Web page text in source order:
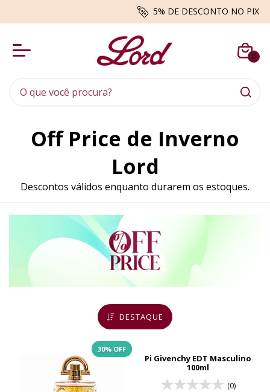
BRINDES - Envio aleatório enquanto
0
Off Price de Inverno
Lord
Descontos válidos enquanto durarem os estoques.
DESTAQUE
30% OFF
Pi Givenchy EDT Masculino
100ml
(0)